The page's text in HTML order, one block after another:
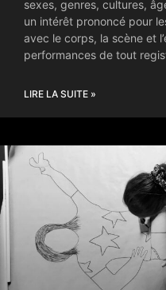
sexes, genres, cultures,
un intérêt prononcé pour
avec le corps, la scène et
performances de tout
LIRE LA SUITE »